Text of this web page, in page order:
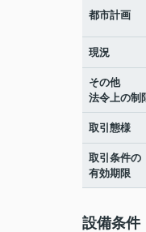
都市計画
現況
その他
法令上の制
取引態様
取引条件の
有効期限
設備条件